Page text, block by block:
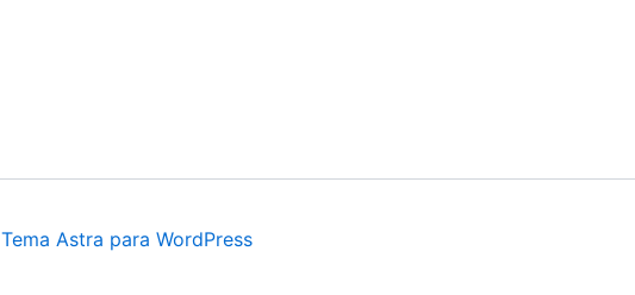
Tema Astra para WordPress